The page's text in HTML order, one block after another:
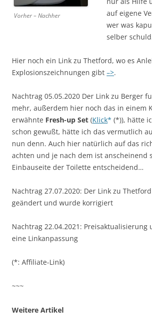
Vorher – Nachher
auf eigene
wer was
selber
Hier noch ein Link zu Thetford, wo es
Explosionszeichnungen gibt –>.
Nachtrag 05.05.2020 Der Link zu Berger
mehr, außerdem hier noch das in einem
erwähnte Fresh-up Set (Klick
(*)), hätte
schon gewußt, hätte ich das vermutlich
nun denn. Auch hier natürlich auf das
achten und je nach dem ist anscheinend
Einbauseite der Toilette entscheidend…
Nachtrag 27.07.2020: Der Link zu
geändert und wurde korrigiert
Nachtrag 22.04.2021: Preisaktualisierung
eine Linkanpassung
(*: Affiliate-Link)
~~~
Weitere Artikel